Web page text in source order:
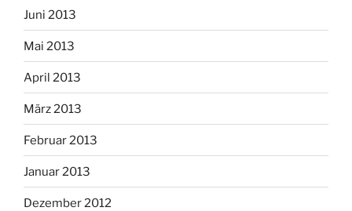
Juni 2013
Mai 2013
April 2013
März 2013
Februar 2013
Januar 2013
Dezember 2012